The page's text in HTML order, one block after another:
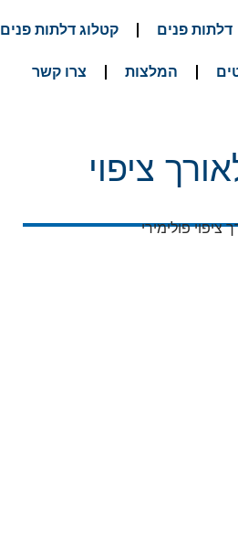
דלתות פנים קטלוג דלתות פנים
המלצות צרו קשר
לאורך ציפוי